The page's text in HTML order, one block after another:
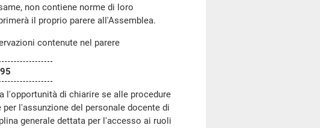
non contiene norme di loro
il proprio parere all'Assemblea.
contenute nel parere
l'opportunità di chiarire se alle procedure
l'assunzione del personale docente di
generale dettata per l'accesso ai ruoli